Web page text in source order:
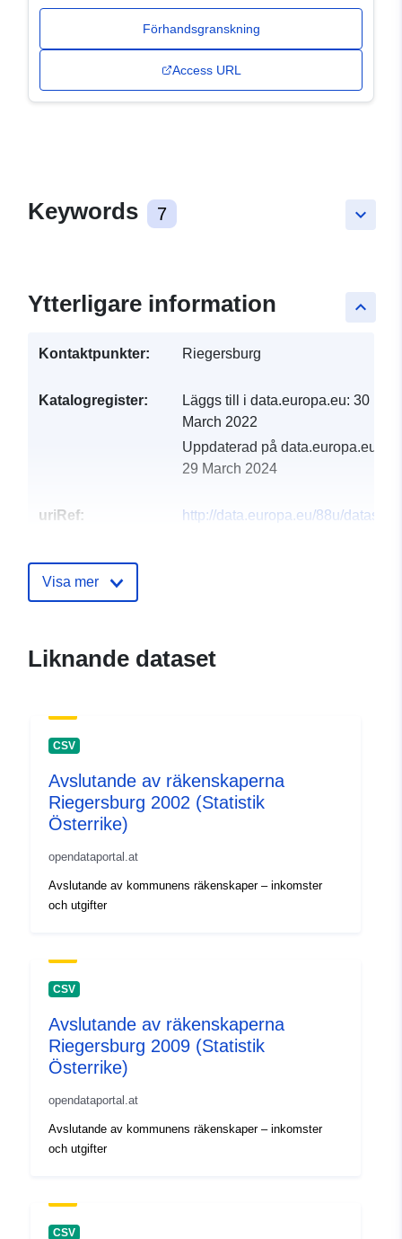
Förhandsgranskning
Access URL
keyboard_arrow_down
Keywords 7
keyboard_arrow_up
Ytterligare information
Kontaktpunkter: Riegersburg
Katalogregister: Läggs till i data.europa.eu: 30
March 2022
Uppdaterad på data.europa.eu:
29 March 2024
uriRef:
http://data.europa.eu/88u/
Visa mer
Liknande dataset
CSV
Avslutande av räkenskaperna
Riegersburg 2002 (Statistik
Österrike)
opendataportal.at
Avslutande av kommunens räkenskaper – inkomster
och utgifter
CSV
Avslutande av räkenskaperna
Riegersburg 2009 (Statistik
Österrike)
opendataportal.at
Avslutande av kommunens räkenskaper – inkomster
och utgifter
CSV